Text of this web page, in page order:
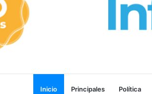
Inicio Principales Política